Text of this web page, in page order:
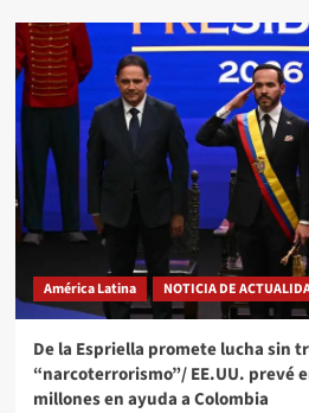
América Latina NOTICIA DE
De la Espriella promete lucha sin
“narcoterrorismo”/ EE.UU. prevé
millones en ayuda a Colombia